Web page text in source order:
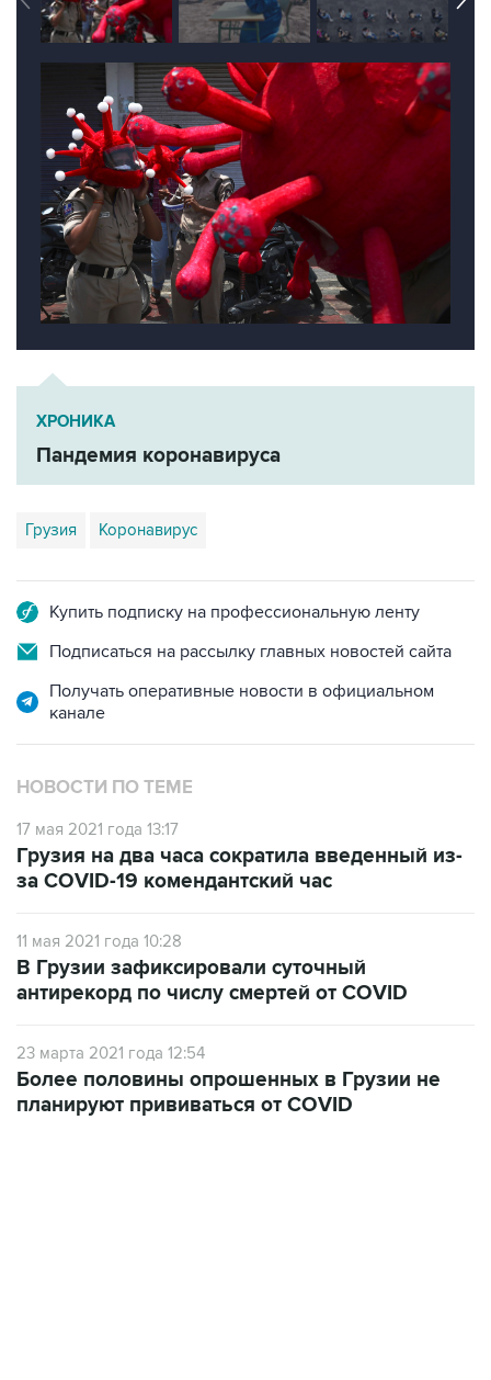
ХРОНИКА
Пандемия коронавируса
Грузия Коронавирус
Купить подписку на профессиональную ленту
Подписаться на рассылку главных новостей сайта
Получать оперативные новости в официальном
канале
НОВОСТИ ПО ТЕМЕ
17 мая 2021 года 13:17
Грузия на два часа сократила введенный из-
за COVID-19 комендантский час
11 мая 2021 года 10:28
В Грузии зафиксировали суточный
антирекорд по числу смертей от COVID
23 марта 2021 года 12:54
Более половины опрошенных в Грузии не
планируют прививаться от COVID